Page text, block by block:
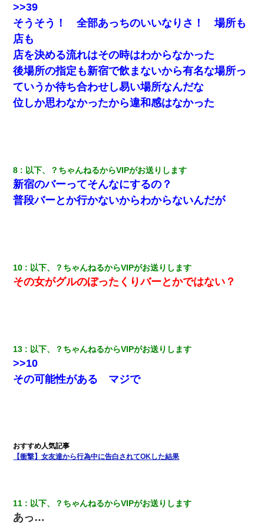
義兄嫁が義実家で「コロナ陽性だったからこのまま療養させて下
さい」と言い出してド修羅場になった
テレワーク上司「会議中はカメラ付けろ！」女社員「え、事前連
絡無しは無理」上司「いいから付けろ！」→
日航機墜落事故の「ここからは日本語で大丈夫ですよ〜」の絶望
感がヤバイ・・・
中途採用のAが部長から呼び出された。Aはヘラヘラと部屋に入っ
ていき、1時間後に号泣しながら出てきて…
とっさに女児を捕まえたら変質者扱いされた。母親「あっち行っ
てよ！気持ち悪い！（ｼｯｼｯ」→ 後日、俺を見つけた母親がすっ飛
んできて・・・
選ばれたの！絶対見に来てね！」→悲しい結果がこれ・・・
【画像】女上司(30)「終電なくなったね…部屋くる？」ワイ「行
きます！」
と！」俺「会社にいない？」→次の瞬間、すごい鳥肌が立った
>>39
そうそう！ 全部あっちのいいなりさ！ 場所も
店も
店を決める流れはその時はわからなかった
後場所の指定も新宿で飲まないから有名な場所っ
ていうか待ち合わせし易い場所なんだな
位しか思わなかったから違和感はなかった
8 以下、？ちゃんねるからVIPがお送りします
新宿のバーってそんなにするの？
普段バーとか行かないからわからないんだが
10 以下、？ちゃんねるからVIPがお送りします
その女がグルのぼったくりバーとかではない？
13 以下、？ちゃんねるからVIPがお送りします
>>10
その可能性がある マジで
【衝撃】女友達から行為中に告白されてOKした結果
11 以下、？ちゃんねるからVIPがお送りします
あっ…